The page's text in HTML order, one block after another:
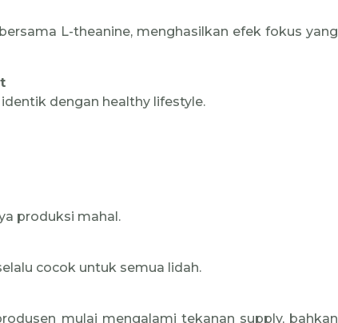
L-theanine, menghasilkan efek fokus yang
dengan healthy lifestyle.
produksi mahal.
cocok untuk semua lidah.
mulai mengalami tekanan supply, bahkan